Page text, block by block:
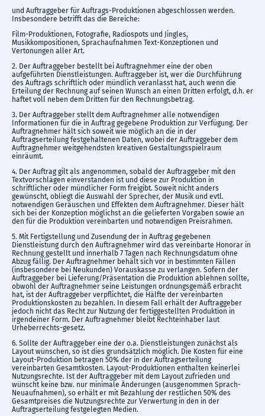
und Auftraggeber für Auftrags-Produktionen abgeschlossen werden.
Insbesondere betrifft das die Bereiche:
Film-Produktionen, Fotografie, Radiospots und Jingles,
Musikkompositionen, Sprachaufnahmen Text-Konzeptionen und
Vertonungen aller Art.
2. Der Auftraggeber bestellt bei Auftragnehmer eine der oben
aufgeführten Dienstleistungen. Auftraggeber ist, wer die Durchführung
des Auftrags schriftlich oder mündlich veranlasst hat, auch wenn die
Erteilung der Rechnung auf seinen Wunsch an einen Dritten erfolgt, d.h. er
haftet voll neben dem Dritten für den Rechnungsbetrag.
3. Der Auftraggeber stellt dem Auftragnehmer alle notwendigen
Informationen für die in Auftrag gegebene Produktion zur Verfügung. Der
Auftragnehmer hält sich soweit wie möglich an die in der
Auftragserteilung festgehaltenen Daten, wobei der Auftraggeber dem
Auftragnehmer weitgehendsten kreativen Gestaltungsspielraum
einräumt.
4. Der Auftrag gilt als angenommen, sobald der Auftraggeber mit den
Textvorschlägen einverstanden ist und diese zur Produktion in
schriftlicher oder mündlicher Form freigibt. Soweit nicht anders
gewünscht, obliegt die Auswahl der Sprecher, der Musik und evtl.
notwendigen Geräuschen und Effekten dem Auftragnehmer. Dieser hält
sich bei der Konzeption möglichst an die gelieferten Vorgaben sowie an
den für die Produktion vereinbarten und notwendigen Preisrahmen.
5. Mit Fertigstellung und Zusendung der in Auftrag gegebenen
Dienstleistung durch den Auftragnehmer wird das vereinbarte Honorar in
Rechnung gestellt und innerhalb 7 Tagen nach Rechnungsdatum ohne
Abzug fällig. Der Auftragnehmer behält sich vor in bestimmten Fällen
(insbesondere bei Neukunden) Vorauskasse zu verlangen. Sofern der
Auftraggeber bei Lieferung/Präsentation die Produktion ablehnen sollte,
obwohl der Auftragnehmer seine Leistungen ordnungsgemäß erbracht
hat, ist der Auftraggeber verpflichtet, die Hälfte der vereinbarten
Produktionskosten zu bezahlen. In diesem Fall erhält der Auftraggeber
jedoch nicht das Recht zur Nutzung der fertiggestellten Produktion in
irgendeiner Form. Der Auftragnehmer bleibt Rechteinhaber laut
Urheberrechts-gesetz.
6. Sollte der Auftraggeber eine der o.a. Dienstleistungen zunächst als
Layout wünschen, so ist dies grundsätzlich möglich. Die Kosten für eine
Layout-Produktion betragen 50% der in der Auftragserteilung
vereinbarten Gesamtkosten. Layout-Produktionen enthalten keinerlei
Nutzungsrechte. Ist der Auftraggeber mit dem Layout zufrieden und
wünscht keine bzw. nur minimale Änderungen (ausgenommen Sprach-
Neuaufnahmen), so erhält er mit Bezahlung der restlichen 50% des
Gesamtpreises die Nutzungsrechte zur Verwertung in den in der
Auftragserteilung festgelegten Medien.